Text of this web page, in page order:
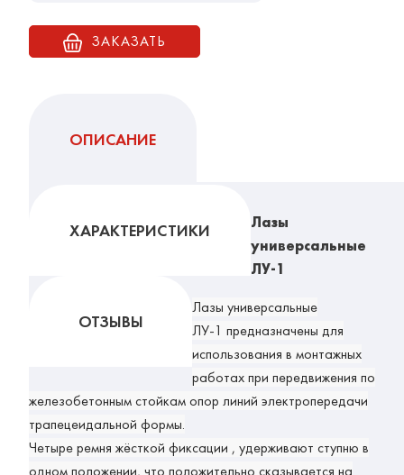
ЗАКАЗАТЬ
ОПИСАНИЕ
ХАРАКТЕРИСТИКИ
ОТЗЫВЫ
Лазы
универсальные
ЛУ-1
Лазы универсальные
ЛУ-1 предназначены для
использования в монтажных
работах при передвижения по
железобетонным стойкам опор линий электропередачи
трапецеидальной формы.
Четыре ремня жёсткой фиксации , удерживают ступню в
одном положении, что положительно сказывается на